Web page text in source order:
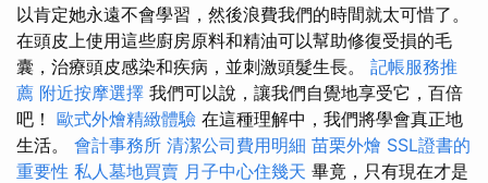
以肯定她永遠不會學習，然後浪費我們的時間就太可惜了。
在頭皮上使用這些廚房原料和精油可以幫助修復受損的毛
囊，治療頭皮感染和疾病，並刺激頭髮生長。 記帳服務推
薦 附近按摩選擇 我們可以說，讓我們自覺地享受它，百倍
吧！ 歐式外燴精緻體驗 在這種理解中，我們將學會真正地
生活。 會計事務所 清潔公司費用明細 苗栗外燴 SSL證書的
重要性 私人墓地買賣 月子中心住幾天 畢竟，只有現在才是